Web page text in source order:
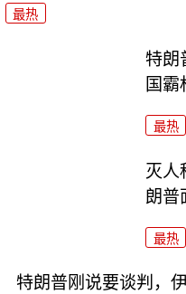
最热
特朗
国霸
最热
灭人
朗普
最热
特朗普刚说要谈判，